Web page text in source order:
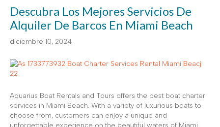
Descubra Los Mejores Servicios De
Alquiler De Barcos En Miami Beach
diciembre 10, 2024
Aquarius Boat Rentals and Tours offers the best boat charter
services in Miami Beach. With a variety of luxurious boats to
choose from, customers can enjoy a unique and
unforgettable experience on the beautiful waters of Miami